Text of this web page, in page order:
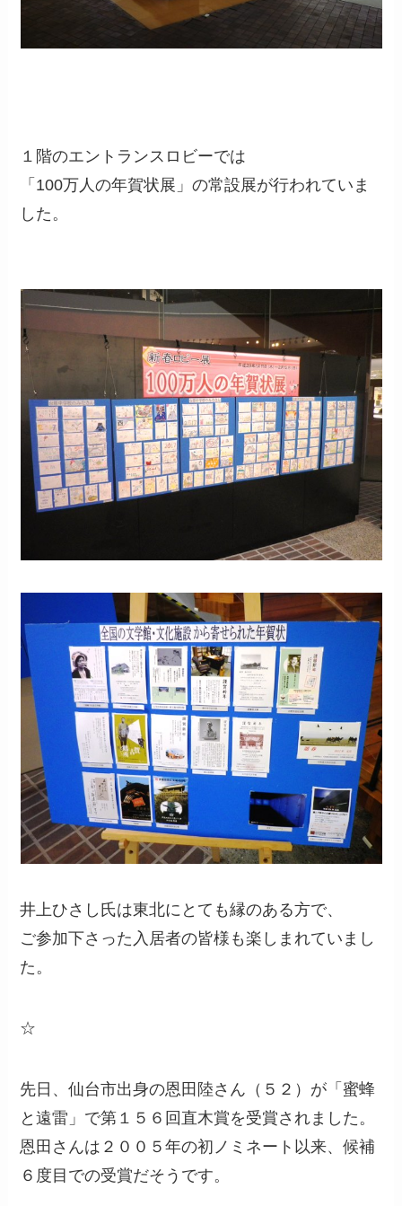
１階のエントランスロビーでは
「100万人の年賀状展」の常設展が行われていま
した。
井上ひさし氏は東北にとても縁のある方で、
ご参加下さった入居者の皆様も楽しまれていまし
た。
☆
先日、仙台市出身の恩田陸さん（５２）が「蜜蜂
と遠雷」で第１５６回直木賞を受賞されました。
恩田さんは２００５年の初ノミネート以来、候補
６度目での受賞だそうです。